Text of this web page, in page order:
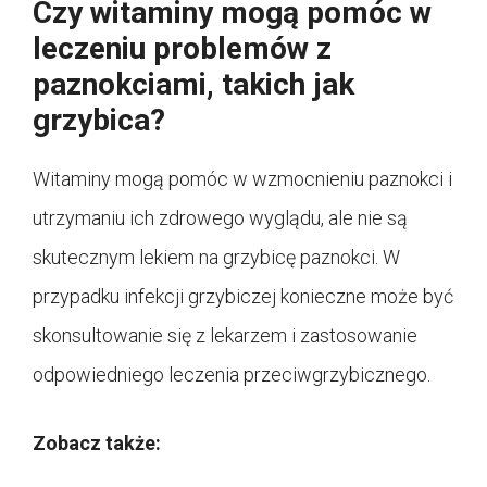
Czy witaminy mogą pomóc w
leczeniu problemów z
paznokciami, takich jak
grzybica?
Witaminy mogą pomóc w wzmocnieniu paznokci i
utrzymaniu ich zdrowego wyglądu, ale nie są
skutecznym lekiem na grzybicę paznokci. W
przypadku infekcji grzybiczej konieczne może być
skonsultowanie się z lekarzem i zastosowanie
odpowiedniego leczenia przeciwgrzybicznego.
Zobacz także: